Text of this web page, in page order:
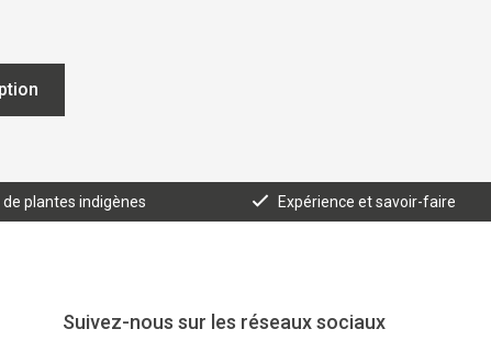
plantes indigènes Expérience et savoir-faire
Suivez-nous sur les réseaux sociaux